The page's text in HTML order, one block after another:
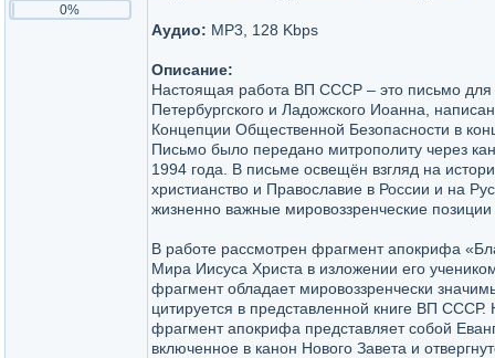
0%
Аудио: MP3, 128 Kbps
Описание:
Настоящая работа ВП СССР – это письмо для
Петербургского и Ладожского Иоанна,
Концепции Общественной Безопасности в
Письмо было передано митрополиту через
1994 года. В письме освещён взгляд на
христианство и Православие в России и на
жизненно важные мировоззренческие
В работе рассмотрен фрагмент апокрифа
Мира Иисуса Христа в изложении его
фрагмент обладает мировоззренчески
цитируется в представленной книге ВП
фрагмент апокрифа представляет собой
включенное в канон Нового Завета и